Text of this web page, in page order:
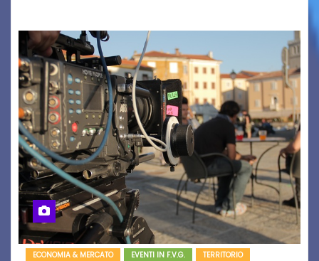
ECONOMIA & MERCATO EVENTI IN F.V.G. TERRITORIO